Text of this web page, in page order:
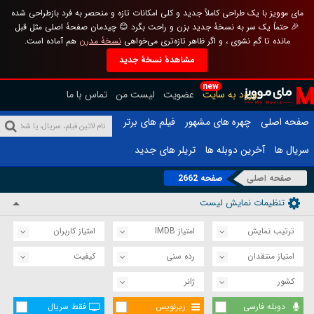
مای موویز با یک طراحی کاملاً جدید و کلی امکانات تازه و منحصر به فرد بازطراحی شده
🎉 حتماً یک سر به نسخهٔ جدید بزن و راحت بگرد 😊 چیدمان صفحهٔ اصلی مثل قبل
مانده تا گم نشوی ، و اگر ظاهر تازه‌تری می‌خواهینسخهٔ مدرن هم آماده است.
مشاهدهٔ نسخهٔ جدید
new
ورود به سایت عضویت لیست من تماس با ما
صفحه اصلی
چهره های مشهور
فیلم های برتر
سریال ها
آخرین دوبله ها تریلر های جدید
صفحه اصلی صفحه 2662
تنظیمات نمایش لیست
ترتیب نمایش امتیاز IMDB
امتیاز کاربران
امتیاز منتقدان
رده سنی
کیفیت
کشور
ژانر
دوبله فارسی
زیرنویس فقط سریال